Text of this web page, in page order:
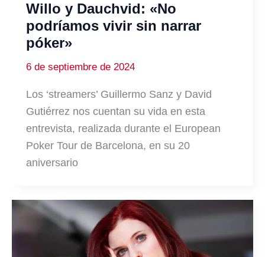
Willo y Dauchvid: «No
podríamos vivir sin narrar
póker»
6 de septiembre de 2024
Los ‘streamers’ Guillermo Sanz y David
Gutiérrez nos cuentan su vida en esta
entrevista, realizada durante el European
Poker Tour de Barcelona, en su 20
aniversario